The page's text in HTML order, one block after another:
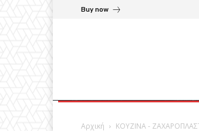
Buy now
Αρχική ΚΟΥΖΙΝΑ -